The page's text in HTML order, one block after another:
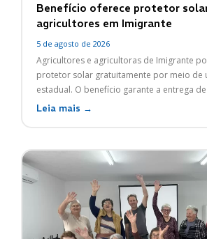
Benefício oferece protetor
agricultores em Imigrante
5 de agosto de 2026
Agricultores e agricultoras de Imigrante
protetor solar gratuitamente por meio de
estadual. O benefício garante a entrega
Leia mais →